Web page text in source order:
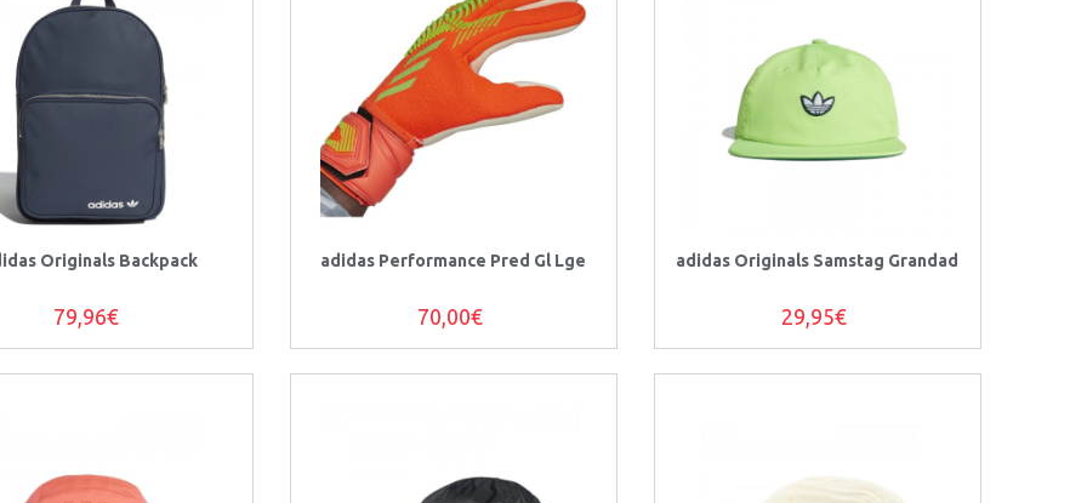
Originals Backpack
79,96€
adidas Performance Pred Gl Lge
70,00€
adidas Originals Samstag Grandad
29,95€